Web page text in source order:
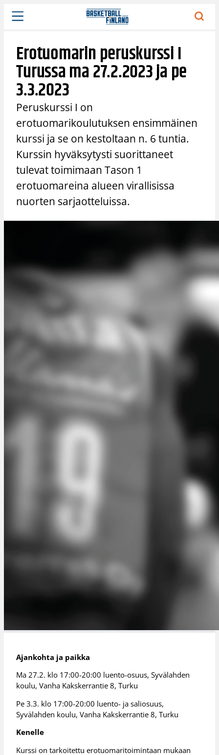
Siirry
sisältöön
Erotuomarin peruskurssi I
Turussa ma 27.2.2023 ja pe
3.3.2023
Peruskurssi I on
erotuomarikoulutuksen ensimmäinen
kurssi ja se on kestoltaan n. 6 tuntia.
Kurssin hyväksytysti suorittaneet
tulevat toimimaan Tason 1
erotuomareina alueen virallisissa
nuorten sarjaotteluissa.
Ajankohta ja paikka
Ma 27.2. klo 17:00-20:00 luento-osuus, Syvälahden
koulu, Vanha Kakskerrantie 8, Turku
Pe 3.3. klo 17:00-20:00 luento- ja saliosuus,
Syvälahden koulu, Vanha Kakskerrantie 8, Turku
Kenelle
Kurssi on tarkoitettu erotuomaritoimintaan mukaan